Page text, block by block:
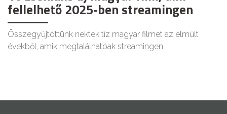
fellelhető 2025-ben streamingen
Összegyűjtöttünk nektek tíz magyar filmet az elmúlt
évekből, amik megtalálhatóak streamingen.